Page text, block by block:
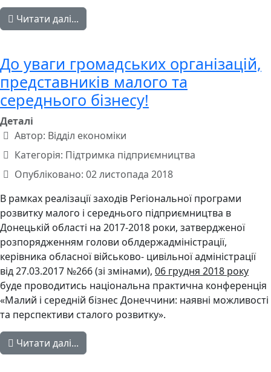
Читати далі...
До уваги громадських організацій,
представників малого та
середнього бізнесу!
Деталі
Автор: Відділ економіки
Категорія: Підтримка підприємництва
Опубліковано: 02 листопада 2018
В рамках реалізації заходів Регіональної програми
розвитку малого і середнього підприємництва в
Донецькій області на 2017-2018 роки, затвердженої
розпорядженням голови облдержадміністрації,
керівника обласної військово- цивільної адміністрації
від 27.03.2017 №266 (зі змінами), 06 грудня 2018 року
буде проводитись національна практична конференція
«Малий і середній бізнес Донеччини: наявні можливості
та перспективи сталого розвитку».
Читати далі...